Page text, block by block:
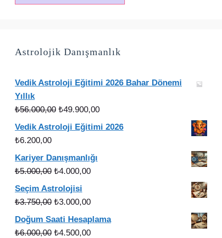
Astrolojik Danışmanlık
Vedik Astroloji Eğitimi 2026 Bahar Dönemi
Yıllık
₺56.000,00 Orijinal
fiyat:
₺49.900,00Şu
andaki
Vedik Astroloji Eğitimi 2026
₺6.200,00
Kariyer Danışmanlığı
₺5.000,00 Orijinal
fiyat:
₺5.000,00.
₺4.000,00Şu
fiyat:
Seçim Astrolojisi
₺3.750,00 Orijinal
fiyat:
₺3.750,00.
₺3.000,00Şu
andaki
fiyat:
Doğum Saati Hesaplama
₺6.000,00 Orijinal
₺4.500,00Şu